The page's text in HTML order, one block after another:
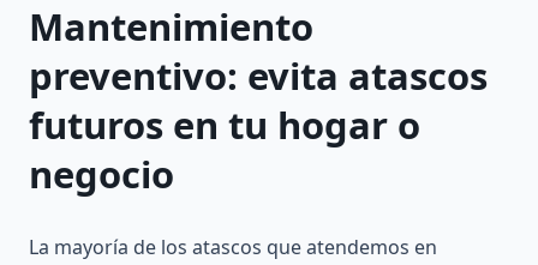
Mantenimiento
preventivo: evita atascos
futuros en tu hogar o
negocio
La mayoría de los atascos que atendemos en